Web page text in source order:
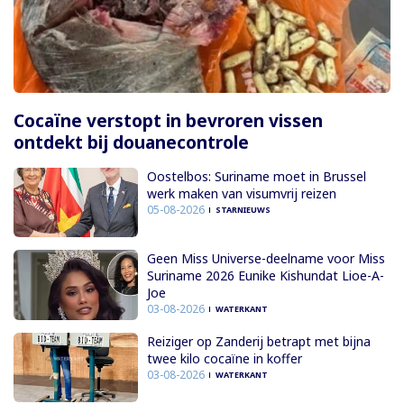
Cocaïne verstopt in bevroren vissen
ontdekt bij douanecontrole
Oostelbos: Suriname moet in Brussel
werk maken van visumvrij reizen
05-08-2026 STARNIEUWS
Geen Miss Universe-deelname voor Miss
Suriname 2026 Eunike Kishundat Lioe-A-
Joe
03-08-2026 WATERKANT
Reiziger op Zanderij betrapt met bijna
twee kilo cocaïne in koffer
03-08-2026 WATERKANT